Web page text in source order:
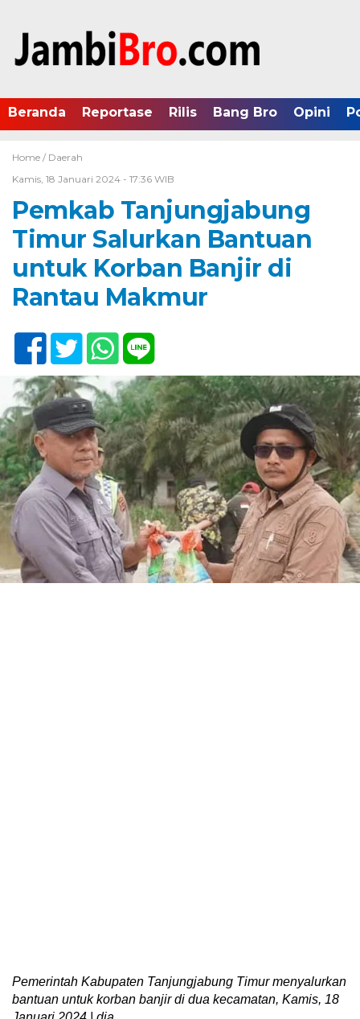
Beranda Reportase Rilis Bang Bro Opini
Home / Daerah
Kamis, 18 Januari 2024 - 17:36 WIB
Pemkab Tanjungjabung
Timur Salurkan Bantuan
untuk Korban Banjir di
Rantau Makmur
Pemerintah Kabupaten Tanjungjabung Timur menyalurkan
bantuan untuk korban banjir di dua kecamatan, Kamis, 18